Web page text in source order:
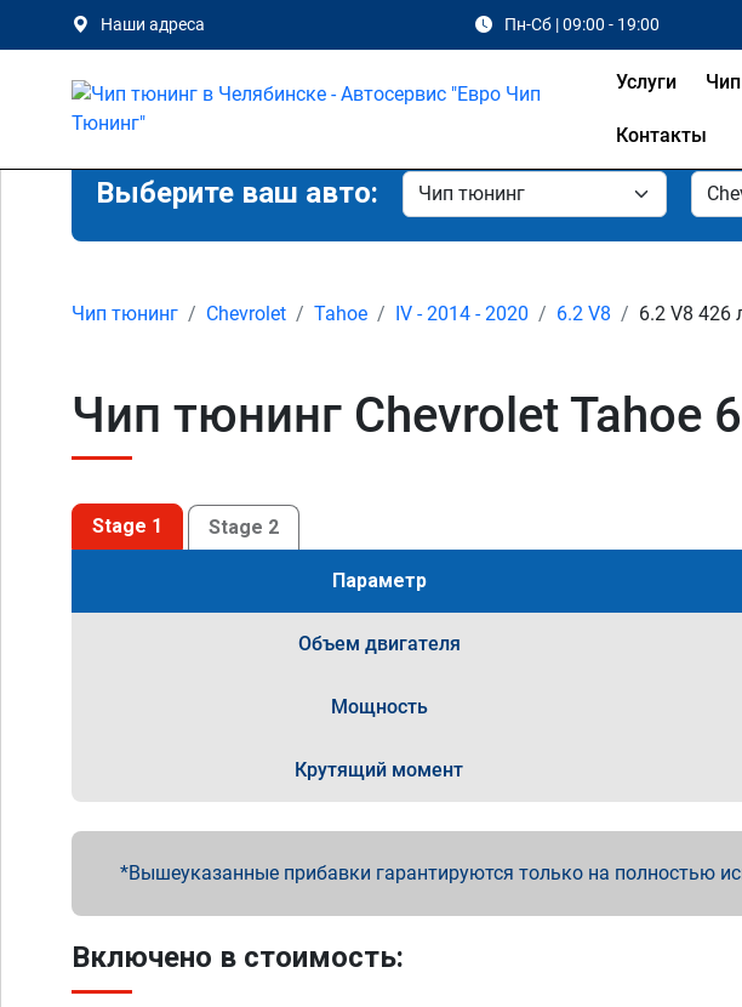
Наши адреса Пн-Сб | 09:00 - 19:00
Услуги
Контакты
Выберите ваш авто:
Чип тюнинг Chevrolet Tahoe IV - 2014 - 2020 6.2 V8 6.2 V8 426
Чип тюнинг Chevrolet Tahoe
Stage 1 Stage 2
Параметр
Объем двигателя
Мощность
Крутящий момент
Вышеуказанные прибавки гарантируются только на полностью
Включено в стоимость: